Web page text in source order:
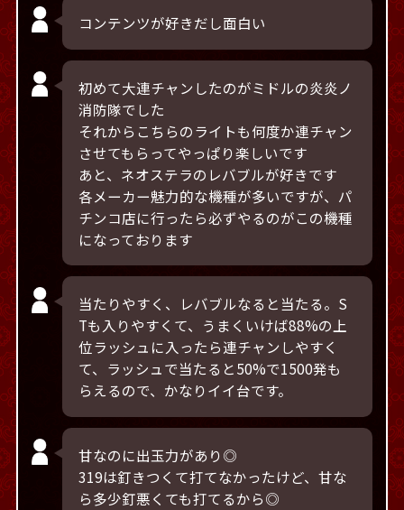
コンテンツが好きだし面白い
初めて大連チャンしたのがミドルの炎炎ノ
消防隊でした
それからこちらのライトも何度か連チャン
させてもらってやっぱり楽しいです
あと、ネオステラのレバブルが好きです
各メーカー魅力的な機種が多いですが、パ
チンコ店に行ったら必ずやるのがこの機種
になっております
当たりやすく、レバブルなると当たる。S
Tも入りやすくて、うまくいけば88%の上
位ラッシュに入ったら連チャンしやすく
て、ラッシュで当たると50%で1500発も
らえるので、かなりイイ台です。
甘なのに出玉力があり◎
319は釘きつくて打てなかったけど、甘な
ら多少釘悪くても打てるから◎